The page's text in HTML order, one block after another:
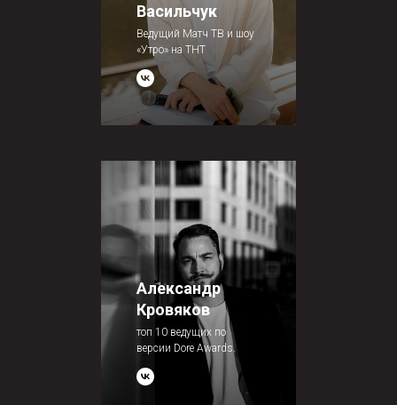
Васильчук
Ведущий Матч ТВ и шоу
«Утро» на ТНТ
Александр
Кровяков
топ 10 ведущих по
версии Dore Awards.